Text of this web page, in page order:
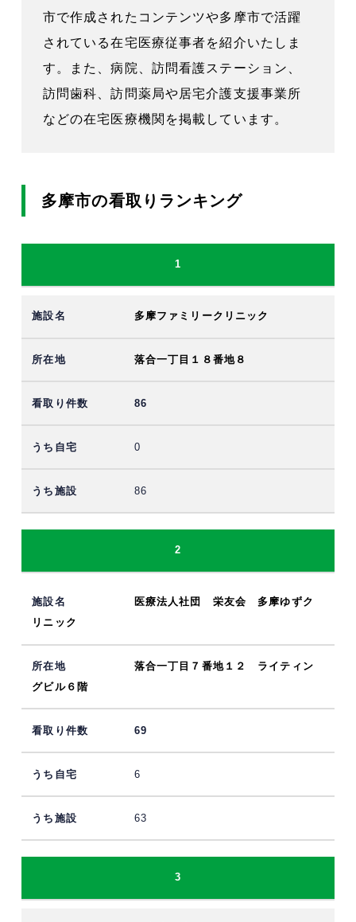
市で作成されたコンテンツや多摩市で活躍
されている在宅医療従事者を紹介いたしま
す。また、病院、訪問看護ステーション、
訪問歯科、訪問薬局や居宅介護支援事業所
などの在宅医療機関を掲載しています。
多摩市の看取りランキング
1
多摩ファミリークリニック
落合一丁目１８番地８
86
0
86
2
医療法人社団 栄友会 多摩ゆずク
リニック
落合一丁目７番地１２ ライティン
グビル６階
69
6
63
3